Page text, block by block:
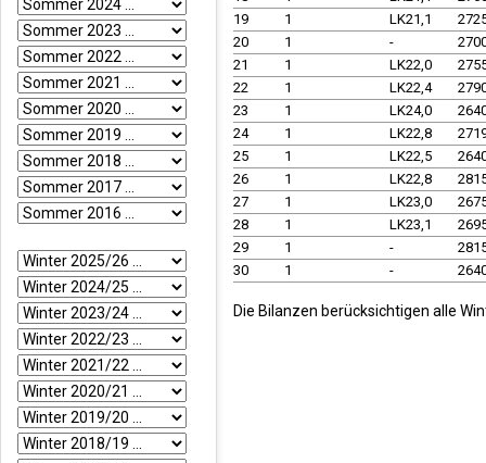
19
1 LK21,1
20
1 -
21
1 LK22,0
22
1 LK22,4
23
1 LK24,0
24
1 LK22,8
25
1 LK22,5
26
1 LK22,8
27
1 LK23,0
28
1 LK23,1
29
1 -
30
1 -
Die Bilanzen berücksichtigen alle